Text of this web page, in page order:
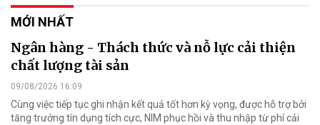
MỚI NHẤT
Ngân hàng - Thách thức và nỗ lực cải thiện
chất lượng tài sản
09/08/2026 16:09
Cùng việc tiếp tục ghi nhận kết quả tốt hơn kỳ vọng, được hỗ trợ bởi
tăng trưởng tín dụng tích cực, NIM phục hồi và thu nhập từ phí cải